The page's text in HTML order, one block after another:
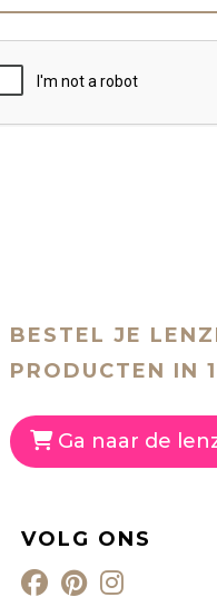
BESTEL JE
PRODUCTEN IN
Ga naar de
VOLG ONS